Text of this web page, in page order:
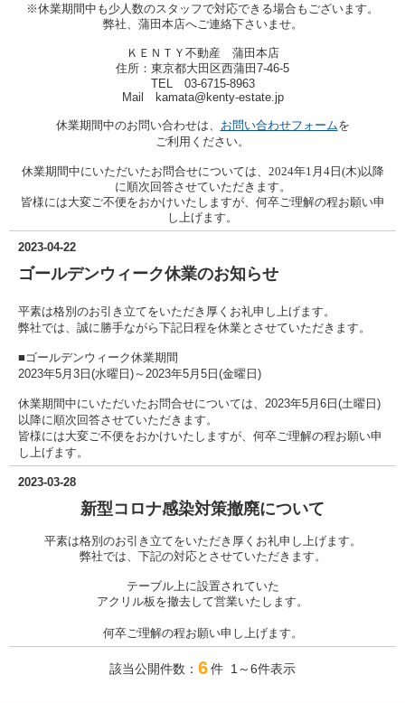
※休業期間中も少人数のスタッフで対応できる場合もございます。
弊社、蒲田本店へご連絡下さいませ。
ＫＥＮＴＹ不動産 蒲田本店
住所：東京都大田区西蒲田7-46-5
TEL 03-6715-8963
Mail kamata@kenty-estate.jp
休業期間中のお問い合わせは、 お問い合わせフォームを
ご利用ください。
休業期間中にいただいたお問合せについては、2024年1月4日(木)以降
に順次回答させていただきます。
皆様には大変ご不便をおかけいたしますが、何卒ご理解の程お願い申
し上げます。
2023-04-22
ゴールデンウィーク休業のお知らせ
平素は格別のお引き立てをいただき厚くお礼申し上げます。
弊社では、誠に勝手ながら下記日程を休業とさせていただきます。
■ゴールデンウィーク休業期間
2023年5月3日(水曜日)～2023年5月5日(金曜日)
休業期間中にいただいたお問合せについては、2023年5月6日(土曜日)
以降に順次回答させていただきます。
皆様には大変ご不便をおかけいたしますが、何卒ご理解の程お願い申
し上げます。
2023-03-28
新型コロナ感染対策撤廃について
平素は格別のお引き立てをいただき厚くお礼申し上げます。
弊社では、下記の対応とさせていただきます。
テーブル上に設置されていた
アクリル板を撤去して営業いたします。
何卒ご理解の程お願い申し上げます。
該当公開件数： 6件 1～6件表示